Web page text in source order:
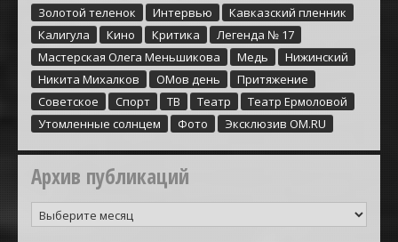
Золотой теленок
Интервью
Кавказский пленник
Калигула
Кино Критика
Легенда № 17
Мастерская Олега Меньшикова
Медь
Нижинский
Никита Михалков
ОМов день
Притяжение
Советское
Спорт ТВ Театр
Театр Ермоловой
Утомленные солнцем
Фото Эксклюзив ОМ.RU
Архив публикаций
Архив
публикаций